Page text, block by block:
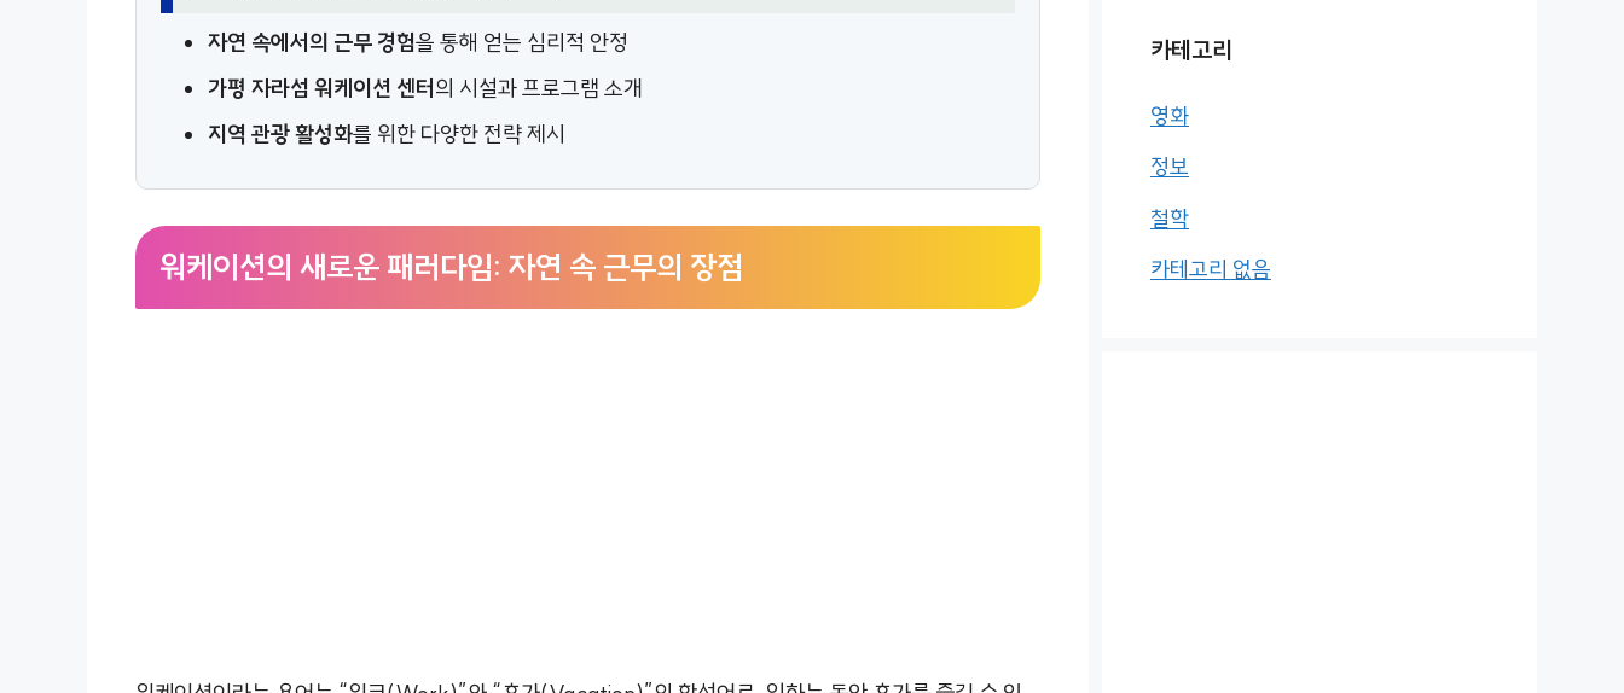
자연 속에서의 근무 경험을 통해 얻는 심리적 안정
가평 자라섬 워케이션 센터 의 시설과 프로그램 소개
지역 관광 활성화를 위한 다양한 전략 제시
워케이션의 새로운 패러다임: 자연 속 근무의 장점
카테고리
영화
정보
철학
카테고리 없음